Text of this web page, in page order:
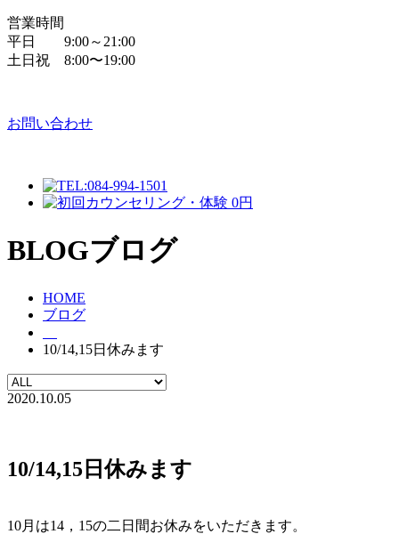
営業時間
平日 9:00～21:00
土日祝 8:00〜19:00
お問い合わせ
BLOGブログ
HOME
ブログ
10/14,15日休みます
2020.10.05
10/14,15日休みます
10月は14，15の二日間お休みをいただきます。